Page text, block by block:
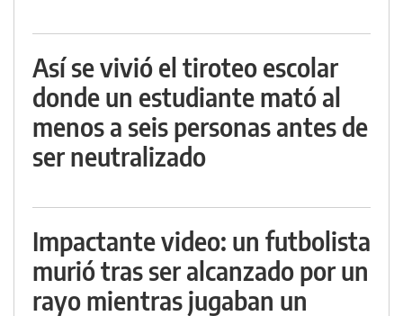
Así se vivió el tiroteo escolar
donde un estudiante mató al
menos a seis personas antes de
ser neutralizado
Impactante video: un futbolista
murió tras ser alcanzado por un
rayo mientras jugaban un